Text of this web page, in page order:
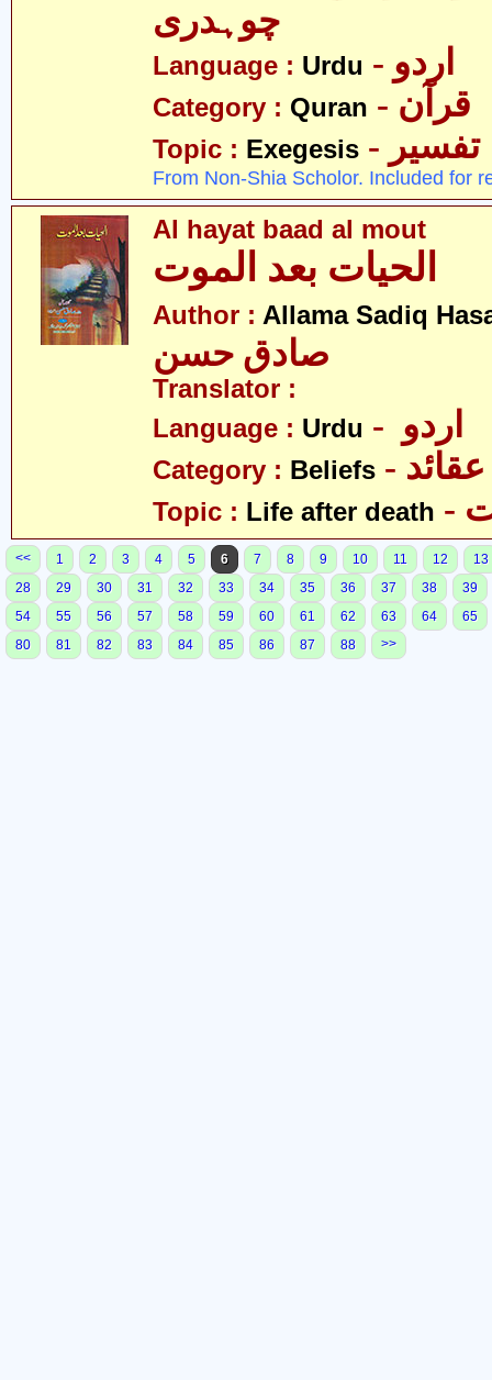
چوہدری
Language : Urdu - اردو
Category : Quran - قرآن
Topic : Exegesis - تفسیر
From Non-Shia Scholor. Included for
Al hayat baad al mout
الحیات بعد الموت
Author : Allama Sadiq
صادق حسن
Translator :
Language : Urdu
Category : Beliefs - عقائد
Topic : Life after death
<< 1 2 3 4 5 6 7 8 9 10 11 12
13
28
29 30 31 32 33 34 35 36 37 38
39
54
55 56 57 58 59 60 61 62 63 64
65
80
81 82 83 84 85 86 87 88 >>